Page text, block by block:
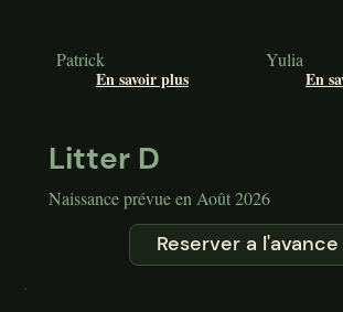
Patrick
En savoir plus
Yulia
En
Litter D
Naissance prévue en Août 2026
Reserver a l'avance